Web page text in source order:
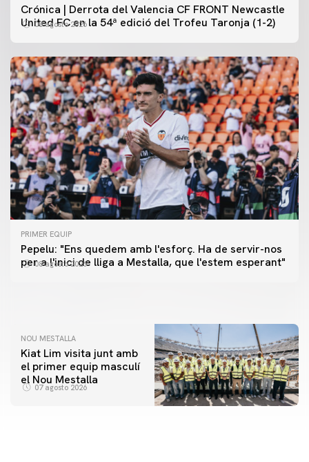
Crónica | Derrota del Valencia CF FRONT Newcastle
United FC en la 54ª edició del Trofeu Taronja (1-2)
08 agosto 2026
PRIMER EQUIP
Pepelu: "Ens quedem amb l'esforç. Ha de servir-nos
per a l'inici de lliga a Mestalla, que l'estem esperant"
08 agosto 2026
PRIMER EQUIP
📸 #ValenciaNUFC
PRIMER EQUIP
MESTALLA 📍
NOU MESTALLA
Kiat Lim visita junt amb
el primer equip masculí
el Nou Mestalla
07 agosto 2026